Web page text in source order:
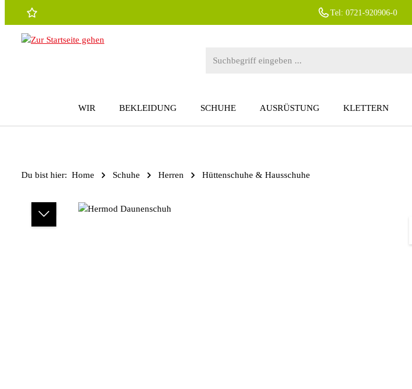
Hauptinhalt springen
Zur Suche springen
Zur Hauptnavigation springen Tel: 0721-920906-0
WIR BEKLEIDUNG SCHUHE AUSRÜSTUNG KLETTERN
Du bist hier: Home Schuhe Herren Hüttenschuhe & Hausschuhe
Bildergalerie überspringen